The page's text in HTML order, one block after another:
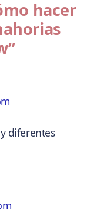
hacer
diferentes